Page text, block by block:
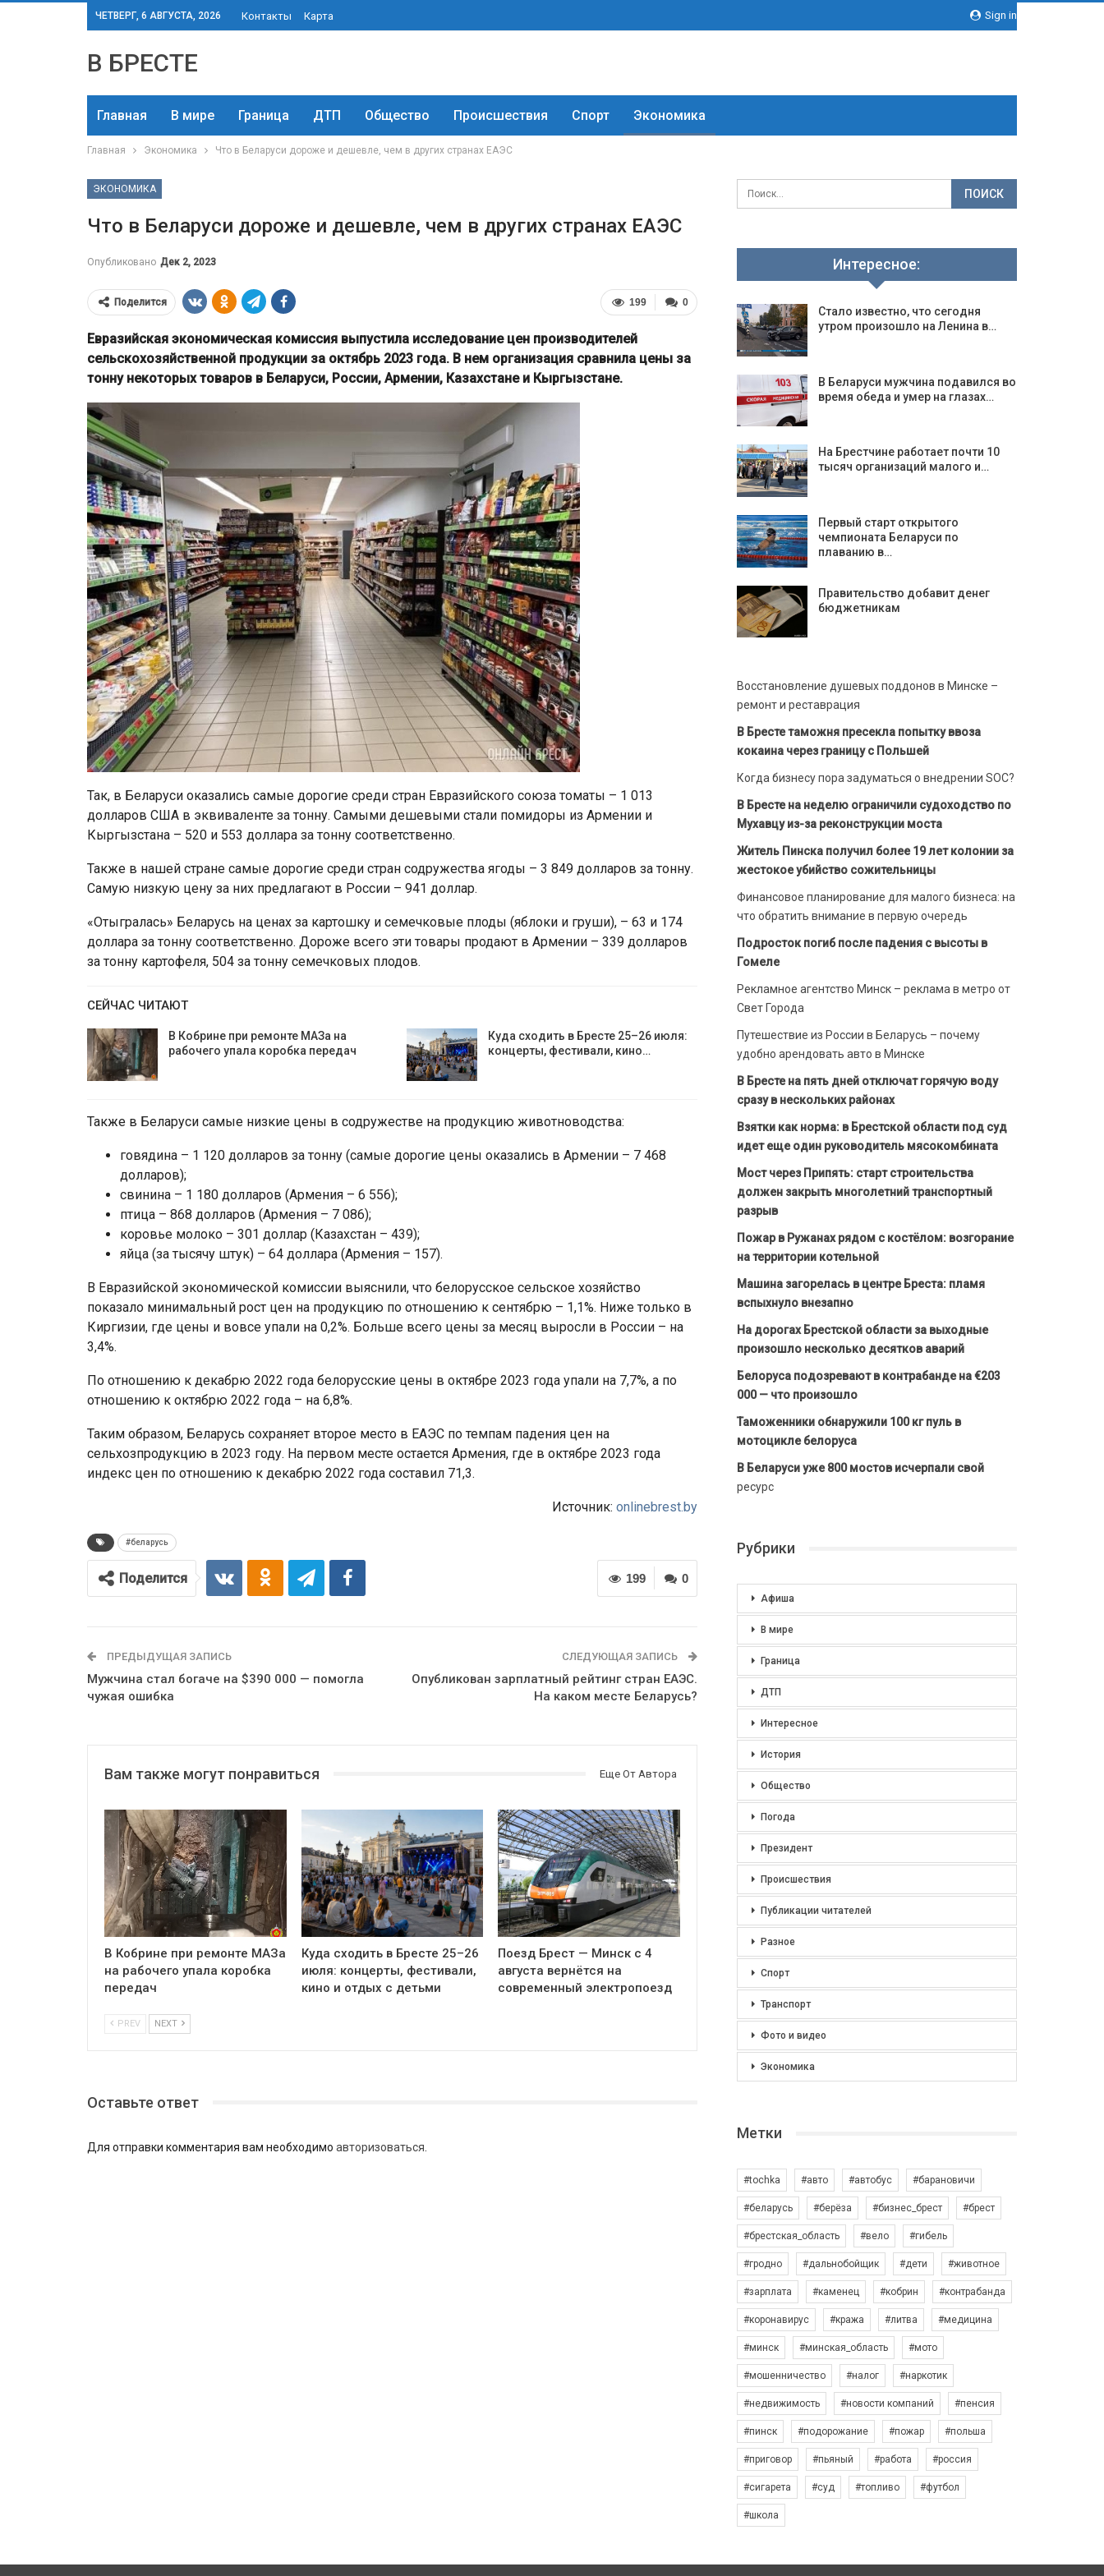
Sign in
ЧЕТВЕРГ, 6 АВГУСТА, 2026 Контакты Карта
В БРЕСТЕ
Главная В мире Граница ДТП Общество Происшествия Спорт Экономика
Главная Экономика Что в Беларуси дороже и дешевле, чем в других странах ЕАЭС
ЭКОНОМИКА
Что в Беларуси дороже и дешевле, чем в других странах ЕАЭС
Опубликовано Дек 2, 2023
0
199
Поделится
Евразийская экономическая комиссия выпустила исследование цен производителей
сельскохозяйственной продукции за октябрь 2023 года. В нем организация сравнила цены за
тонну некоторых товаров в Беларуси, России, Армении, Казахстане и Кыргызстане.
Так, в Беларуси оказались самые дорогие среди стран Евразийского союза томаты – 1 013
долларов США в эквиваленте за тонну. Самыми дешевыми стали помидоры из Армении и
Кыргызстана – 520 и 553 доллара за тонну соответственно.
Также в нашей стране самые дорогие среди стран содружества ягоды – 3 849 долларов за тонну.
Самую низкую цену за них предлагают в России – 941 доллар.
«Отыгралась» Беларусь на ценах за картошку и семечковые плоды (яблоки и груши), – 63 и 174
доллара за тонну соответственно. Дороже всего эти товары продают в Армении – 339 долларов
за тонну картофеля, 504 за тонну семечковых плодов.
СЕЙЧАС ЧИТАЮТ
В Кобрине при ремонте МАЗа на
рабочего упала коробка передач
Куда сходить в Бресте 25–26 июля:
концерты, фестивали, кино…
Также в Беларуси самые низкие цены в содружестве на продукцию животноводства:
говядина – 1 120 долларов за тонну (самые дорогие цены оказались в Армении – 7 468
долларов);
свинина – 1 180 долларов (Армения – 6 556);
птица – 868 долларов (Армения – 7 086);
коровье молоко – 301 доллар (Казахстан – 439);
яйца (за тысячу штук) – 64 доллара (Армения – 157).
В Евразийской экономической комиссии выяснили, что белорусское сельское хозяйство
показало минимальный рост цен на продукцию по отношению к сентябрю – 1,1%. Ниже только в
Киргизии, где цены и вовсе упали на 0,2%. Больше всего цены за месяц выросли в России – на
3,4%.
По отношению к декабрю 2022 года белорусские цены в октябре 2023 года упали на 7,7%, а по
отношению к октябрю 2022 года – на 6,8%.
Таким образом, Беларусь сохраняет второе место в ЕАЭС по темпам падения цен на
сельхозпродукцию в 2023 году. На первом месте остается Армения, где в октябре 2023 года
индекс цен по отношению к декабрю 2022 года составил 71,3.
Источник: onlinebrest.by
#беларусь
0
199
Поделится
ПРЕДЫДУЩАЯ ЗАПИСЬ
Мужчина стал богаче на $390 000 — помогла
чужая ошибка
СЛЕДУЮЩАЯ ЗАПИСЬ
Опубликован зарплатный рейтинг стран ЕАЭС.
На каком месте Беларусь?
Вам также могут понравиться Еще От Автора
В Кобрине при ремонте МАЗа
на рабочего упала коробка
передач
Куда сходить в Бресте 25–26
июля: концерты, фестивали,
кино и отдых с детьми
Поезд Брест — Минск с 4
августа вернётся на
современный электропоезд
PREV NEXT
Оставьте ответ
Для отправки комментария вам необходимо авторизоваться
Интересное:
Стало известно, что сегодня
утром произошло на Ленина в…
В Беларуси мужчина подавился во
время обеда и умер на глазах…
На Брестчине работает почти 10
тысяч организаций малого и…
Первый старт открытого
чемпионата Беларуси по
плаванию в…
Правительство добавит денег
бюджетникам
Восстановление душевых поддонов в Минске –
ремонт и реставрация
В Бресте таможня пресекла попытку ввоза
кокаина через границу с Польшей
Когда бизнесу пора задуматься о внедрении SOC?
В Бресте на неделю ограничили судоходство по
Мухавцу из-за реконструкции моста
Житель Пинска получил более 19 лет колонии за
жестокое убийство сожительницы
Финансовое планирование для малого бизнеса: на
что обратить внимание в первую очередь
Подросток погиб после падения с высоты в
Гомеле
Рекламное агентство Минск – реклама в метро от
Свет Города
Путешествие из России в Беларусь – почему
удобно арендовать авто в Минске
В Бресте на пять дней отключат горячую воду
сразу в нескольких районах
Взятки как норма: в Брестской области под суд
идет еще один руководитель мясокомбината
Мост через Припять: старт строительства
должен закрыть многолетний транспортный
разрыв
Пожар в Ружанах рядом с костёлом: возгорание
на территории котельной
Машина загорелась в центре Бреста: пламя
вспыхнуло внезапно
На дорогах Брестской области за выходные
произошло несколько десятков аварий
Белоруса подозревают в контрабанде на €203
000 — что произошло
Таможенники обнаружили 100 кг пуль в
мотоцикле белоруса
В Беларуси уже 800 мостов исчерпали свой
ресурс
Рубрики
Афиша
В мире
Граница
ДТП
Интересное
История
Общество
Погода
Президент
Происшествия
Публикации читателей
Разное
Спорт
Транспорт
Фото и видео
Экономика
Метки
#tochka #авто #автобус #барановичи
#беларусь #берёза #бизнес_брест #брест
#брестская_область #вело #гибель
#гродно #дальнобойщик #дети #животное
#зарплата #каменец #кобрин #контрабанда
#коронавирус #кража #литва #медицина
#минск #минская_область #мото
#мошенничество #налог #наркотик
#недвижимость #новости компаний #пенсия
#пинск #подорожание #пожар #польша
#приговор #пьяный #работа #россия
#сигарета #суд #топливо #футбол
#школа